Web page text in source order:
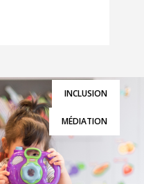
INCLUSION
MÉDIATION